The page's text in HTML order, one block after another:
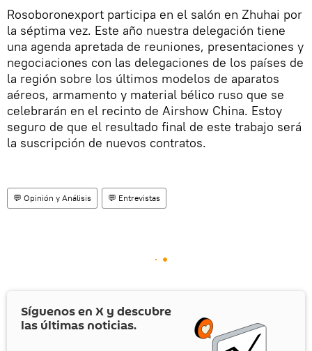
Rosoboronexport participa en el salón en Zhuhai por
la séptima vez. Este año nuestra delegación tiene
una agenda apretada de reuniones, presentaciones y
negociaciones con las delegaciones de los países de
la región sobre los últimos modelos de aparatos
aéreos, armamento y material bélico ruso que se
celebrarán en el recinto de Airshow China. Estoy
seguro de que el resultado final de este trabajo será
la suscripción de nuevos contratos.
💬 Opinión y Análisis 💬 Entrevistas
Síguenos en X y descubre
las últimas noticias.